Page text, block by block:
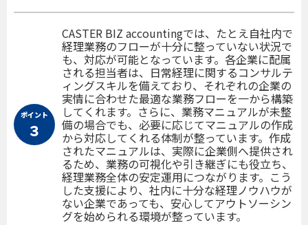
ポイント
３
CASTER BIZ accountingでは、たとえ自社内で
経理業務のフローが十分に整っていない状況で
も、対応が可能となっています。各企業に配属
される担当者は、日常経理に関するコンサルテ
ィングスキルを備えており、それぞれの企業の
実情に合わせた最適な業務フローを一から構築
してくれます。さらに、業務マニュアルが未整
備の場合でも、必要に応じてマニュアルの作成
から対応してくれる体制が整っています。作成
されたマニュアルは、実際に企業側へ提供され
るため、業務の可視化や引き継ぎにも役立ち、
経理業務全体の安定運用につながります。こう
した支援により、社内に十分な経理ノウハウが
ない企業であっても、安心してアウトソーシン
グを始められる環境が整っています。